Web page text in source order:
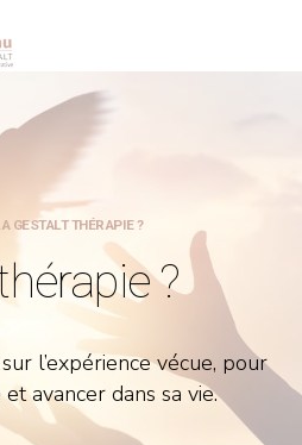
GESTALT THÉRAPIE ?
?
l’expérience vécue, pour
avancer dans sa vie.